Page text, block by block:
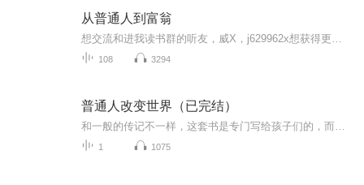
从普通人到富翁
108 3294
普通人改变世界（已完结）
1 1075